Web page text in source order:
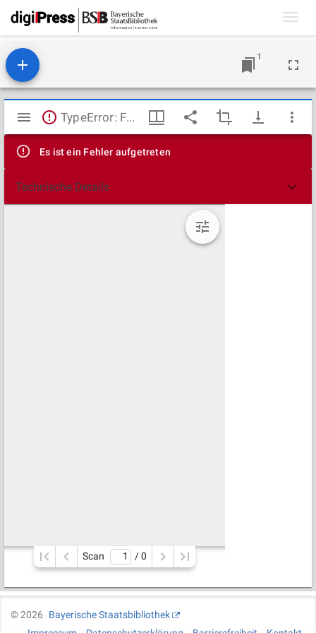
1
Mirador
Viewer
TypeError: Failed to fetch
Es ist ein Fehler aufgetreten
Technische Details
Scan / 0
©2026
Bayerische Staatsbibliothek